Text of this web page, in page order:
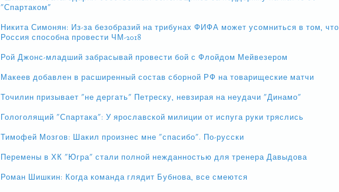
"Спартаком"
Никита Симонян: Из-за безобразий на трибунах ФИФА может усомниться в том, что
Россия способна провести ЧМ-2018
Рой Джонс-младший забрасывай провести бой с Флойдом Мейвезером
Макеев добавлен в расширенный состав сборной РФ на товарищеские матчи
Точилин призывает "не дергать" Петреску, невзирая на неудачи "Динамо"
Гологолящий "Спартака": У ярославской милиции от испуга руки тряслись
Тимофей Мозгов: Шакил произнес мне "спасибо". По-русски
Перемены в ХК "Югра" стали полной нежданностью для тренера Давыдова
Роман Шишкин: Когда команда глядит Бубнова, все смеются